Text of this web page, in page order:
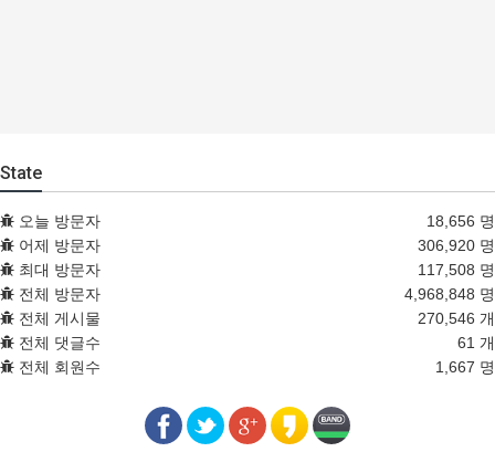
State
오늘 방문자
18,656 명
어제 방문자
306,920 명
최대 방문자
117,508 명
전체 방문자
4,968,848 명
전체 게시물
270,546 개
전체 댓글수
61 개
전체 회원수
1,667 명